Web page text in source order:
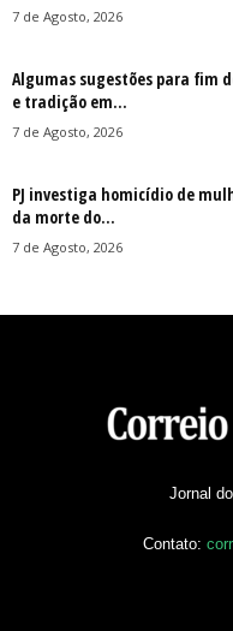
7 de Agosto, 2026
Algumas sugestões para fim
e tradição em...
7 de Agosto, 2026
PJ investiga homicídio de
da morte do...
7 de Agosto, 2026
Jornal
Contato: